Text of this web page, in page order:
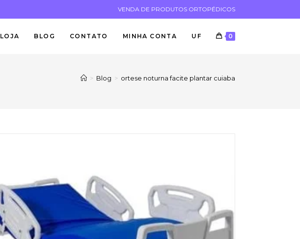
VENDA DE PRODUTOS ORTOPÉDICOS
LOJA BLOG CONTATO MINHA CONTA UF 0
> Blog > ortese noturna facite plantar cuiaba